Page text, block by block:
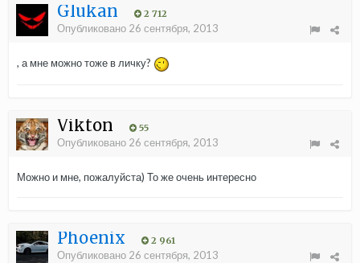
Glukan 2 712
Опубликовано 26 сентября, 2013
, а мне можно тоже в личку?
Vikton 55
Опубликовано 26 сентября, 2013
Можно и мне, пожалуйста) То же очень интересно
Phoenix 2 961
Опубликовано 26 сентября, 2013